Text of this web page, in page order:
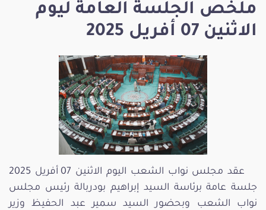
ملخّص الجلسة العامة ليوم
الاثنين 07 أفريل 2025
عقد مجلس نواب الشعب اليوم الاثنين 07 أفريل 2025
جلسة عامة برئاسة السيد إبراهيم بودربالة رئيس مجلس
نواب الشعب وبحضور السيد سمير عبد الحفيظ وزير